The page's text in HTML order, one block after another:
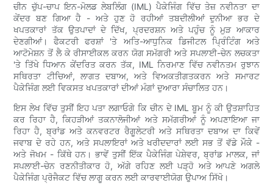
ਚੀਨ ਚੁੱਪ-ਚਾਪ ਇਨ-ਮੋਲਡ ਲੇਬਲਿੰਗ (IML) ਪੈਕੇਜਿੰਗ ਵਿੱਚ ਤੇਜ਼ ਨਵੀਨਤਾ ਦਾ
ਕੇਂਦਰ ਬਣ ਗਿਆ ਹੈ - ਅਤੇ ਹੁਣ ਹੋ ਰਹੀਆਂ ਤਬਦੀਲੀਆਂ ਦੁਨੀਆ ਭਰ ਦੇ
ਖਪਤਕਾਰਾਂ ਤੱਕ ਉਤਪਾਦਾਂ ਦੇ ਦਿੱਖ, ਪ੍ਰਦਰਸ਼ਨ ਅਤੇ ਪਹੁੰਚ ਨੂੰ ਮੁੜ ਆਕਾਰ
ਦੇਣਗੀਆਂ। ਫੈਕਟਰੀ ਫਰਸ਼ਾਂ 'ਤੇ ਅਤਿ-ਆਧੁਨਿਕ ਡਿਜੀਟਲ ਪ੍ਰਿੰਟਿੰਗ ਅਤੇ
ਆਟੋਮੇਸ਼ਨ ਤੋਂ ਲੈ ਕੇ ਰੀਸਾਈਕਲ ਕਰਨ ਯੋਗ ਸਮੱਗਰੀ ਅਤੇ ਸਪਲਾਈ-ਚੇਨ ਲਚਕਤਾ
'ਤੇ ਤਿੱਖੇ ਧਿਆਨ ਕੇਂਦਰਿਤ ਕਰਨ ਤੱਕ, IML ਨਿਰਮਾਣ ਵਿੱਚ ਨਵੀਨਤਮ ਰੁਝਾਨ
ਸਥਿਰਤਾ ਟੀਚਿਆਂ, ਲਾਗਤ ਦਬਾਅ, ਅਤੇ ਵਿਅਕਤੀਗਤਕਰਨ ਅਤੇ ਸਮਾਰਟ
ਪੈਕੇਜਿੰਗ ਲਈ ਵਿਕਸਤ ਖਪਤਕਾਰਾਂ ਦੀਆਂ ਮੰਗਾਂ ਦੁਆਰਾ ਸੰਚਾਲਿਤ ਹਨ।
ਇਸ ਲੇਖ ਵਿੱਚ ਤੁਸੀਂ ਇਹ ਪਤਾ ਲਗਾਓਗੇ ਕਿ ਚੀਨ ਦੇ IML ਬੂਮ ਨੂੰ ਕੀ ਉਤਸ਼ਾਹਿਤ
ਕਰ ਰਿਹਾ ਹੈ, ਕਿਹੜੀਆਂ ਤਕਨਾਲੋਜੀਆਂ ਅਤੇ ਸਮੱਗਰੀਆਂ ਨੂੰ ਅਪਣਾਇਆ ਜਾ
ਰਿਹਾ ਹੈ, ਬ੍ਰਾਂਡ ਅਤੇ ਕਨਵਰਟਰ ਰੈਗੂਲੇਟਰੀ ਅਤੇ ਸਥਿਰਤਾ ਦਬਾਅ ਦਾ ਕਿਵੇਂ
ਜਵਾਬ ਦੇ ਰਹੇ ਹਨ, ਅਤੇ ਸਪਲਾਇਰਾਂ ਅਤੇ ਖਰੀਦਦਾਰਾਂ ਲਈ ਸਭ ਤੋਂ ਵੱਡੇ ਮੌਕੇ -
ਅਤੇ ਜੋਖਮ - ਕਿੱਥੇ ਹਨ। ਭਾਵੇਂ ਤੁਸੀਂ ਇੱਕ ਪੈਕੇਜਿੰਗ ਪੇਸ਼ੇਵਰ, ਬ੍ਰਾਂਡ ਮਾਲਕ, ਜਾਂ
ਸਪਲਾਈ-ਚੇਨ ਰਣਨੀਤੀਕਾਰ ਹੋ, ਅੱਗੇ ਰਹਿਣ ਲਈ ਪੜ੍ਹੋ ਅਤੇ ਆਪਣੇ ਅਗਲੇ
ਪੈਕੇਜਿੰਗ ਪ੍ਰੋਜੈਕਟ ਵਿੱਚ ਲਾਗੂ ਕਰਨ ਲਈ ਕਾਰਵਾਈਯੋਗ ਉਪਾਅ ਸਿੱਖੋ।